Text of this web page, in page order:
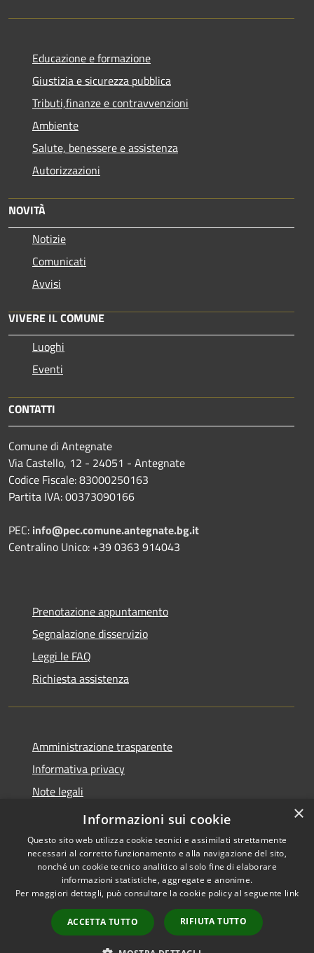
Educazione e formazione
Giustizia e sicurezza pubblica
Tributi,finanze e contravvenzioni
Ambiente
Salute, benessere e assistenza
Autorizzazioni
NOVITÀ
Notizie
Comunicati
Avvisi
VIVERE IL COMUNE
Luoghi
Eventi
CONTATTI
Comune di Antegnate
Via Castello, 12 - 24051 - Antegnate
Codice Fiscale: 83000250163
Partita IVA: 00373090166
PEC: info@pec.comune.antegnate.bg.it
Centralino Unico: +39 0363 914043
Prenotazione appuntamento
Segnalazione disservizio
Leggi le FAQ
Richiesta assistenza
Amministrazione trasparente
Informativa privacy
Note legali
Dichiarazione di accessibilità
Accessibilità
Copyright © 2026 • Comune di
Antegnate • Powered by
Municipium•
Accesso
redazione
×
Informazioni sui cookie
Questo sito web utilizza cookie tecnici e assimilati strettamente
necessari al corretto funzionamento e alla navigazione del sito,
nonché un cookie tecnico analitico al solo fine di elaborare
informazioni statistiche, aggregate e anonime.
Per maggiori dettagli, può consultare la cookie policy al seguente link
ACCETTA TUTTO RIFIUTA TUTTO